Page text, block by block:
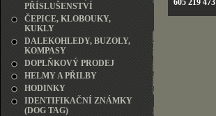
PŘÍSLUŠENSTVÍ
ČEPICE, KLOBOUKY,
KUKLY
DALEKOHLEDY, BUZOLY,
KOMPASY
DOPLŇKOVÝ PRODEJ
HELMY A PŘILBY
HODINKY
IDENTIFIKAČNÍ ZNÁMKY
(DOG TAG)
605 219 473